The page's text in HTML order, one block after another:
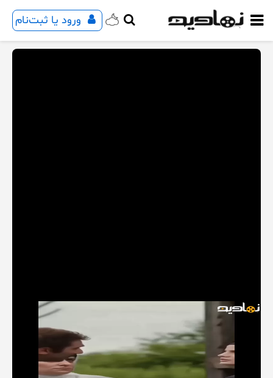
ورود یا ثبت‌نام